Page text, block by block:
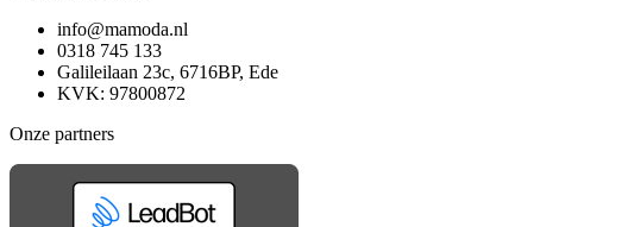
info@mamoda.nl
0318 745 133
Galileilaan 23c, 6716BP, Ede
KVK: 97800872
Onze partners